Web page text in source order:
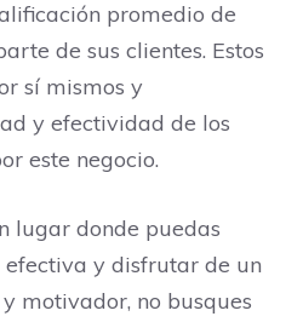
promedio de
de sus clientes. Estos
sí mismos y
y efectividad de los
este negocio.
lugar donde puedas
y disfrutar de un
motivador, no busques